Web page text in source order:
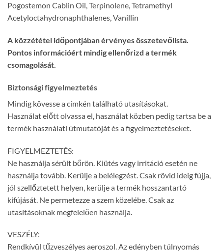
Pogostemon Cablin Oil, Terpinolene, Tetramethyl
Acetyloctahydronaphthalenes, Vanillin
A közzététel időpontjában érvényes összetevőlista.
Pontos információért mindig ellenőrizd a termék
csomagolását.
Biztonsági figyelmeztetés
Mindig kövesse a címkén található utasításokat.
Használat előtt olvassa el, használat közben pedig tartsa be a
termék használati útmutatóját és a figyelmeztetéseket.
FIGYELMEZTETÉS:
Ne használja sérült bőrön. Kiütés vagy irritáció esetén ne
használja tovább. Kerülje a belélegzést. Csak rövid ideig fújja,
jól szellőztetett helyen, kerülje a termék hosszantartó
kifújását. Ne permetezze a szem közelébe. Csak az
utasításoknak megfelelően használja.
VESZÉLY:
Rendkívül tűzveszélyes aeroszol. Az edényben túlnyomás